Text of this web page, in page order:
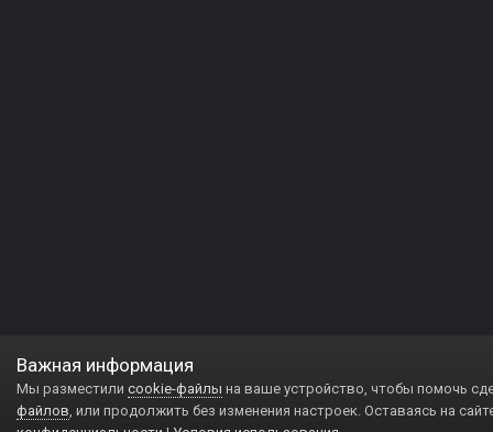
Важная информация
Мы разместили cookie-файлы на ваше устройство, чтобы помочь
файлов, или продолжить без изменения настроек. Оставаясь на